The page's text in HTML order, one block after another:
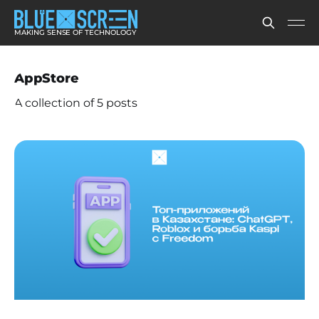
MAKING SENSE OF TECHNOLOGY
AppStore
A collection of 5 posts